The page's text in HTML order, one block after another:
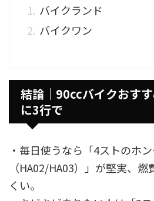
バイクランド
バイクワン
結論｜90ccバイクおす
に3行で
・毎日使うなら「4ストのホ
（HA02/HA03）」が堅実、
くい。